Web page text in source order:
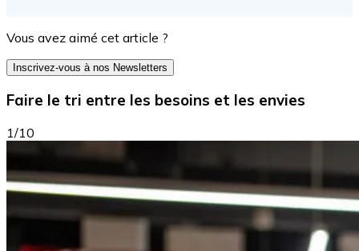
Vous avez aimé cet article ?
Inscrivez-vous à nos Newsletters
Faire le tri entre les besoins et les envies
1/10